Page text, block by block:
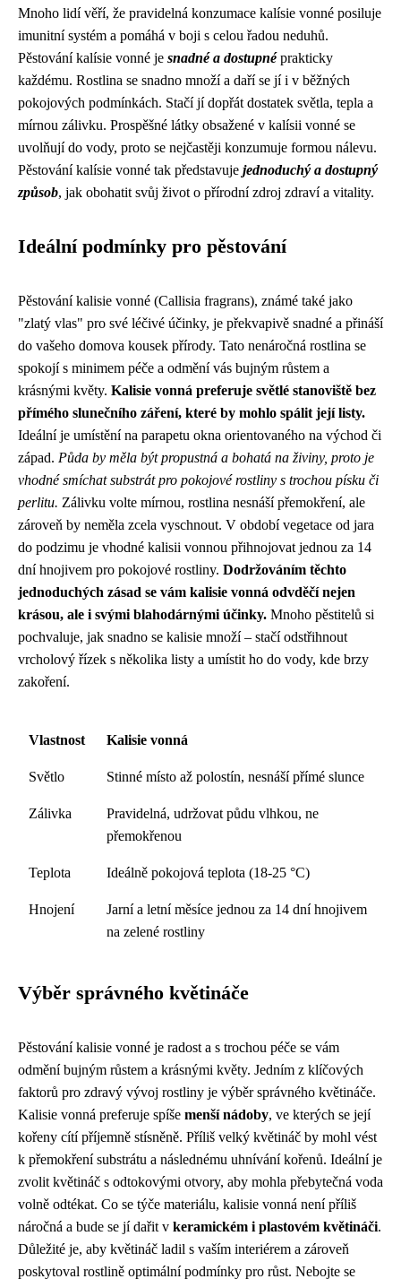
Mnoho lidí věří, že pravidelná konzumace kalísie vonné posiluje
imunitní systém a pomáhá v boji s celou řadou neduhů.
Pěstování kalísie vonné je snadné a dostupnéprakticky
každému. Rostlina se snadno množí a daří se jí i v běžných
pokojových podmínkách. Stačí jí dopřát dostatek světla, tepla a
mírnou zálivku. Prospěšné látky obsažené v kalísii vonné se
uvolňují do vody, proto se nejčastěji konzumuje formou nálevu.
Pěstování kalísie vonné tak představuje jednoduchý a dostupný
způsob, jak obohatit svůj život o přírodní zdroj zdraví a vitality.
Ideální podmínky pro pěstování
Pěstování kalisie vonné (Callisia fragrans), známé také jako
"zlatý vlas" pro své léčivé účinky, je překvapivě snadné a přináší
do vašeho domova kousek přírody. Tato nenáročná rostlina se
spokojí s minimem péče a odmění vás bujným růstem a
krásnými květy. Kalisie vonná preferuje světlé stanoviště bez
přímého slunečního záření, které by mohlo spálit její listy.
Ideální je umístění na parapetu okna orientovaného na východ či
západ. Půda by měla být propustná a bohatá na živiny, proto je
vhodné smíchat substrát pro pokojové rostliny s trochou písku či
perlitu. Zálivku volte mírnou, rostlina nesnáší přemokření, ale
zároveň by neměla zcela vyschnout. V období vegetace od jara
do podzimu je vhodné kalisii vonnou přihnojovat jednou za 14
dní hnojivem pro pokojové rostliny. Dodržováním těchto
jednoduchých zásad se vám kalisie vonná odvděčí nejen
krásou, ale i svými blahodárnými účinky. Mnoho pěstitelů si
pochvaluje, jak snadno se kalisie množí – stačí odstřihnout
vrcholový řízek s několika listy a umístit ho do vody, kde brzy
zakoření.
Vlastnost Kalisie vonná
Světlo Stinné místo až polostín, nesnáší přímé slunce
Zálivka
Pravidelná, udržovat půdu vlhkou, ne
přemokřenou
Teplota Ideálně pokojová teplota (18-25 °C)
Hnojení
Jarní a letní měsíce jednou za 14 dní hnojivem
na zelené rostliny
Výběr správného květináče
Pěstování kalisie vonné je radost a s trochou péče se vám
odmění bujným růstem a krásnými květy. Jedním z klíčových
faktorů pro zdravý vývoj rostliny je výběr správného květináče.
Kalisie vonná preferuje spíše menší nádoby, ve kterých se její
kořeny cítí příjemně stísněně. Příliš velký květináč by mohl vést
k přemokření substrátu a následnému uhnívání kořenů. Ideální je
zvolit květináč s odtokovými otvory, aby mohla přebytečná voda
volně odtékat. Co se týče materiálu, kalisie vonná není příliš
náročná a bude se jí dařit v keramickém i plastovém květináči.
Důležité je, aby květináč ladil s vaším interiérem a zároveň
poskytoval rostlině optimální podmínky pro růst. Nebojte se